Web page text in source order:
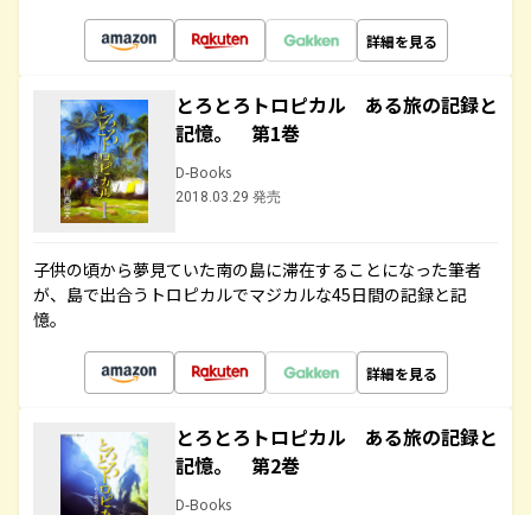
詳細を見る
とろとろトロピカル ある旅の記録と
記憶。 第1巻
D-Books
2018.03.29 発売
子供の頃から夢見ていた南の島に滞在することになった筆者
が、島で出合うトロピカルでマジカルな45日間の記録と記
憶。
詳細を見る
とろとろトロピカル ある旅の記録と
記憶。 第2巻
D-Books